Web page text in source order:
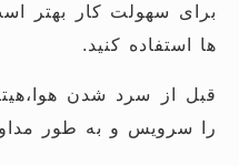
برای سهولت کار بهتر
ها استفاده کنید.
قبل از سرد شدن
را سرویس و به طور